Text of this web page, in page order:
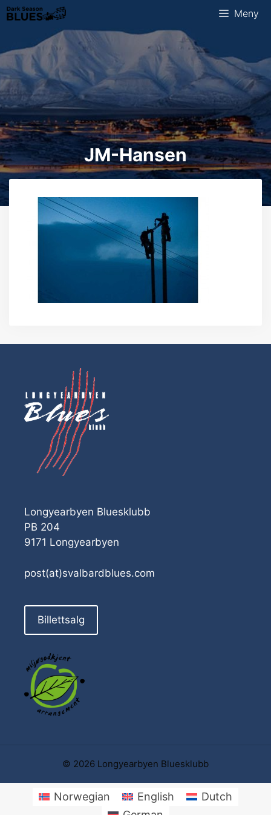
Hopp
til
Meny
JM-Hansen
Longyearbyen Bluesklubb
PB 204
9171 Longyearbyen
post(at)svalbardblues.com
Billettsalg
© 2026 Longyearbyen Bluesklubb
Norwegian English
Dutch